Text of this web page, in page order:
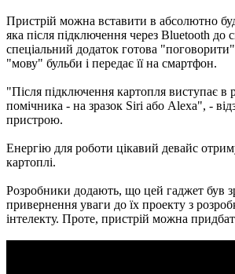
Пристрій можна вставити в абсолютно
яка після підключення через Bluetooth до
спеціальний додаток готова
"мову" бульби і передає її на смартфон.
"Після підключення картопля виступає в
помічника - на зразок Siri або Alexa", -
пристрою.
Енергію для роботи цікавий девайс
картоплі.
Розробники додають, що цей гаджет був
привернення уваги до їх проекту з
інтелекту. Проте, пристрій можна